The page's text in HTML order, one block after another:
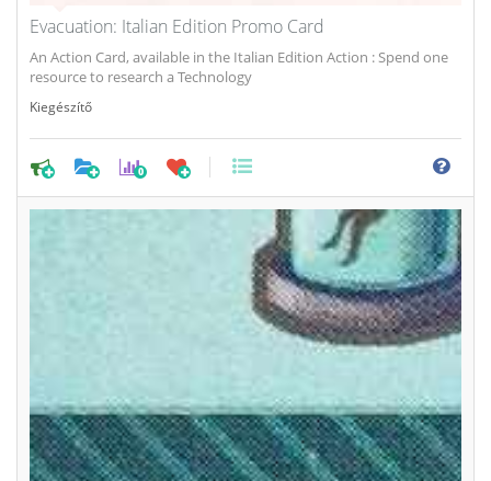
Evacuation: Italian Edition Promo Card
An Action Card, available in the Italian Edition Action : Spend one
resource to research a Technology
Kiegészítő
0